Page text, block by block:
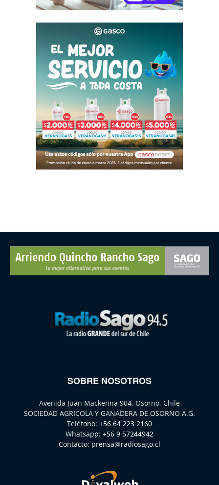
SOBRE NOSOTROS
Avenida Juan Mackenna 904, Osorno, Chile
SOCIEDAD AGRICOLA Y GANADERA DE OSORNO A.G.
Teléfono: +56 64 223 2160
Whatsapp: +56 9 57244942
Contacto: prensa@radiosago.cl